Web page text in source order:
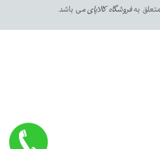
بهفروشگاه کالاپای می باشد.